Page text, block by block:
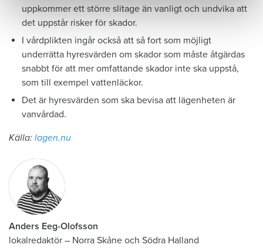
uppkommer ett större slitage än vanligt och undvika att
det uppstår risker för skador.
I vårdplikten ingår också att så fort som möjligt
underrätta hyresvärden om skador som måste åtgärdas
snabbt för att mer omfattande skador inte ska uppstå,
som till exempel vattenläckor.
Det är hyresvärden som ska bevisa att lägenheten är
vanvårdad.
Källa: lagen.nu
Anders Eeg-Olofsson
lokalredaktör – Norra Skåne och Södra Halland